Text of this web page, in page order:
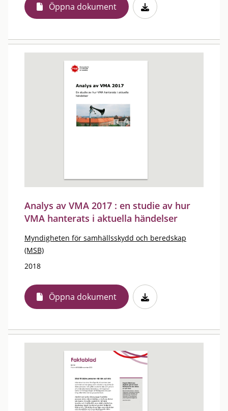
Öppna dokument
Analys av VMA 2017 : en studie av hur
VMA hanterats i aktuella händelser
Myndigheten för samhällsskydd och beredskap
(MSB)
2018
Öppna dokument